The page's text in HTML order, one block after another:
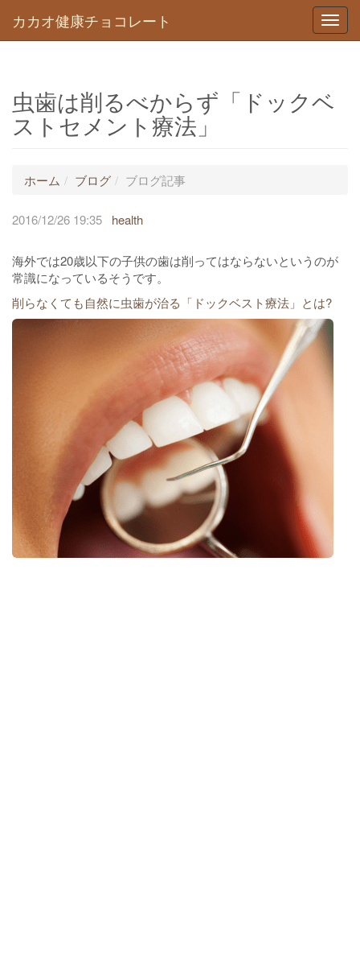
カカオ健康チョコレート
虫歯は削るべからず「ドックベ
ストセメント療法」
ホーム ブログ ブログ記事
2016/12/26 19:35 health
海外では20歳以下の子供の歯は削ってはならないというのが
常識になっているそうです。
削らなくても自然に虫歯が治る「ドックベスト療法」とは?